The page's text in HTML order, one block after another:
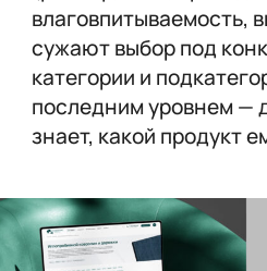
влаговпитываемость,
сужают выбор под
категории и
последним уровнем —
знает, какой продукт